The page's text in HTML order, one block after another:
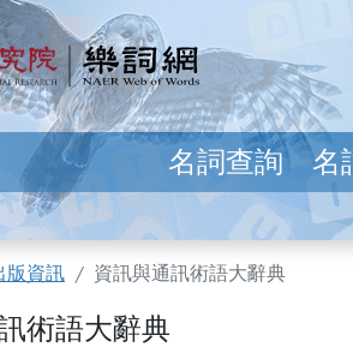
育研究院 樂詞網
名詞查詢 名
版資訊 資訊與通訊術語大辭典
術語大辭典